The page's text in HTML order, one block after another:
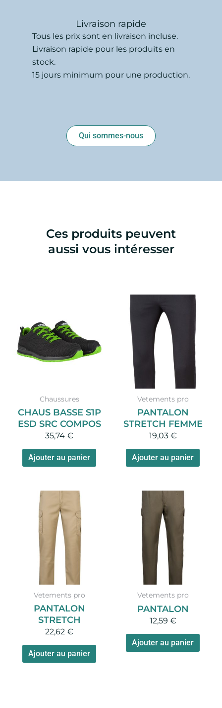
Livraison rapide
Tous les prix sont en livraison incluse.
Livraison rapide pour les produits en
stock.
15 jours minimum pour une production.
Qui sommes-nous
Ces produits peuvent
aussi vous intéresser
Chaussures
CHAUS BASSE S1P
ESD SRC COMPOS
35,74 €
Ajouter au panier
plusieurs
variations.
choisies
sur
du
Vetements pro
PANTALON
STRETCH FEMME
19,03 €
Ajouter au panier
Vetements pro
PANTALON
STRETCH
22,62 €
Ajouter au panier
Vetements pro
PANTALON
12,59 €
Ajouter au panier